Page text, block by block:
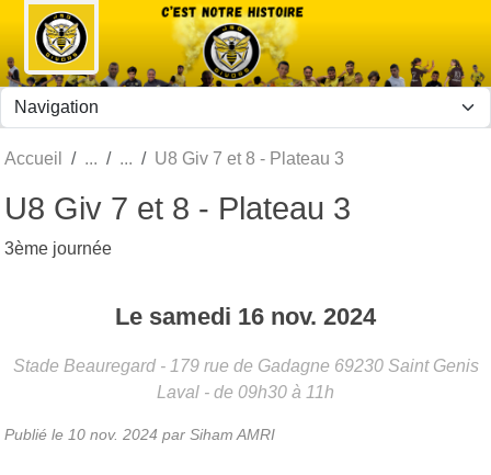
Accueil U8 Giv 7 et 8 - Plateau 3
U8 Giv 7 et 8 - Plateau 3
3ème journée
Le samedi 16 nov. 2024
Stade Beauregard - 179 rue de Gadagne 69230 Saint Genis
Laval - de 09h30 à 11h
Publié le 10 nov. 2024 par Siham AMRI
Panneau de gestion des cookies